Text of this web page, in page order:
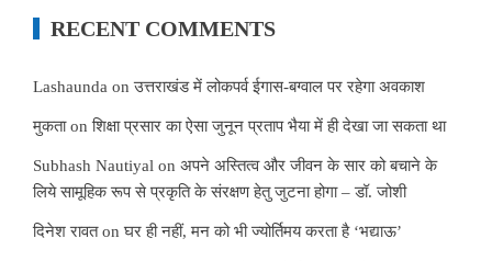
RECENT COMMENTS
Lashaunda onउत्तराखंड में लोकपर्व ईगास-बग्वाल पर रहेगा अवकाश
मुकताonशिक्षा प्रसार का ऐसा जुनून प्रताप भैया में ही देखा जा सकता था
Subhash Nautiyal on अपने अस्तित्व और जीवन के सार को बचाने के
लिये सामूहिक रूप से प्रकृति के संरक्षण हेतु जुटना होगा – डॉ. जोशी
दिनेश रावतonघर ही नहीं, मन को भी ज्योर्तिमय करता है ‘भद्याऊ’